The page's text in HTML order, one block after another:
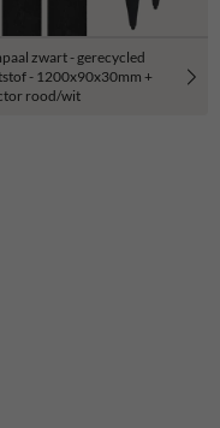
zwart - gerecycled
- 1200x90x30mm +
rood/wit